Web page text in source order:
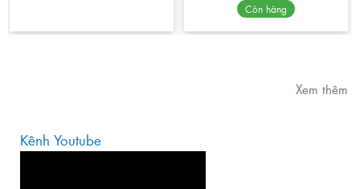
Còn hàng
Xem thêm
Kênh Youtube